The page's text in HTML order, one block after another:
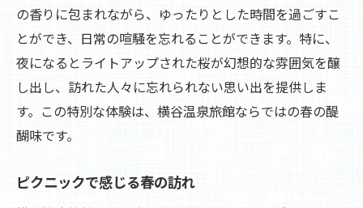
の香りに包まれながら、ゆったりとした時間を過ごすこ
とができ、日常の喧騒を忘れることができます。特に、
夜になるとライトアップされた桜が幻想的な雰囲気を醸
し出し、訪れた人々に忘れられない思い出を提供しま
す。この特別な体験は、横谷温泉旅館ならではの春の醍
醐味です。
ピクニックで感じる春の訪れ